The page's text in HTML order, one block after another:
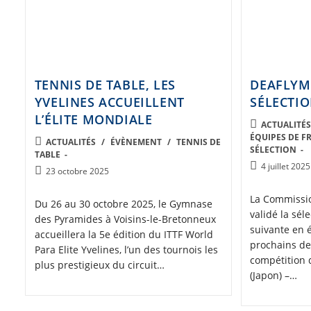
TENNIS DE TABLE, LES
YVELINES ACCUEILLENT
L’ÉLITE MONDIALE
POST
CATEGORY:
ACTUALITÉS / ÉVÈNEMENT / TENNIS DE
TABLE
Post23 octobre 2025
Du 26 au 30 octobre 2025, le Gymnase
des Pyramides à Voisins-le-Bretonneux
accueillera la 5e édition du ITTF World
Para Elite Yvelines, l’un des tournois les
plus prestigieux du circuit…
POST
CATEGORY:
ACTUALITÉS
ÉQUIPES DE
SÉLECTION
Post4 juillet 2025
La
validé la
suivante en
prochains
compétition
(Japon) –…